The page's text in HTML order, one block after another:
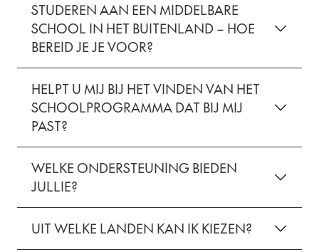
STUDEREN AAN EEN MIDDELBARE
SCHOOL IN HET BUITENLAND – HOE
BEREID JE JE VOOR?
HELPT U MIJ BIJ HET VINDEN VAN HET
SCHOOLPROGRAMMA DAT BIJ MIJ
PAST?
WELKE ONDERSTEUNING BIEDEN
JULLIE?
UIT WELKE LANDEN KAN IK KIEZEN?